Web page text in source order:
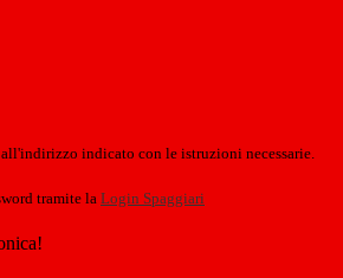
indicato con le istruzioni necessarie.
tramite la Login Spaggiari